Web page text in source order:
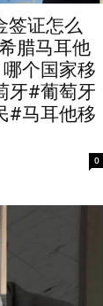
签证怎么
腊马耳他
个国家移
牙#葡萄牙
#马耳他移
0